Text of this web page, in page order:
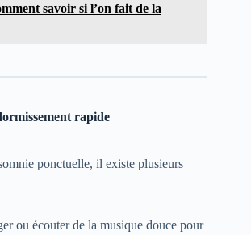
savoir si l’on fait de la
rapide
ponctuelle, il existe plusieurs
ou écouter de la musique douce pour